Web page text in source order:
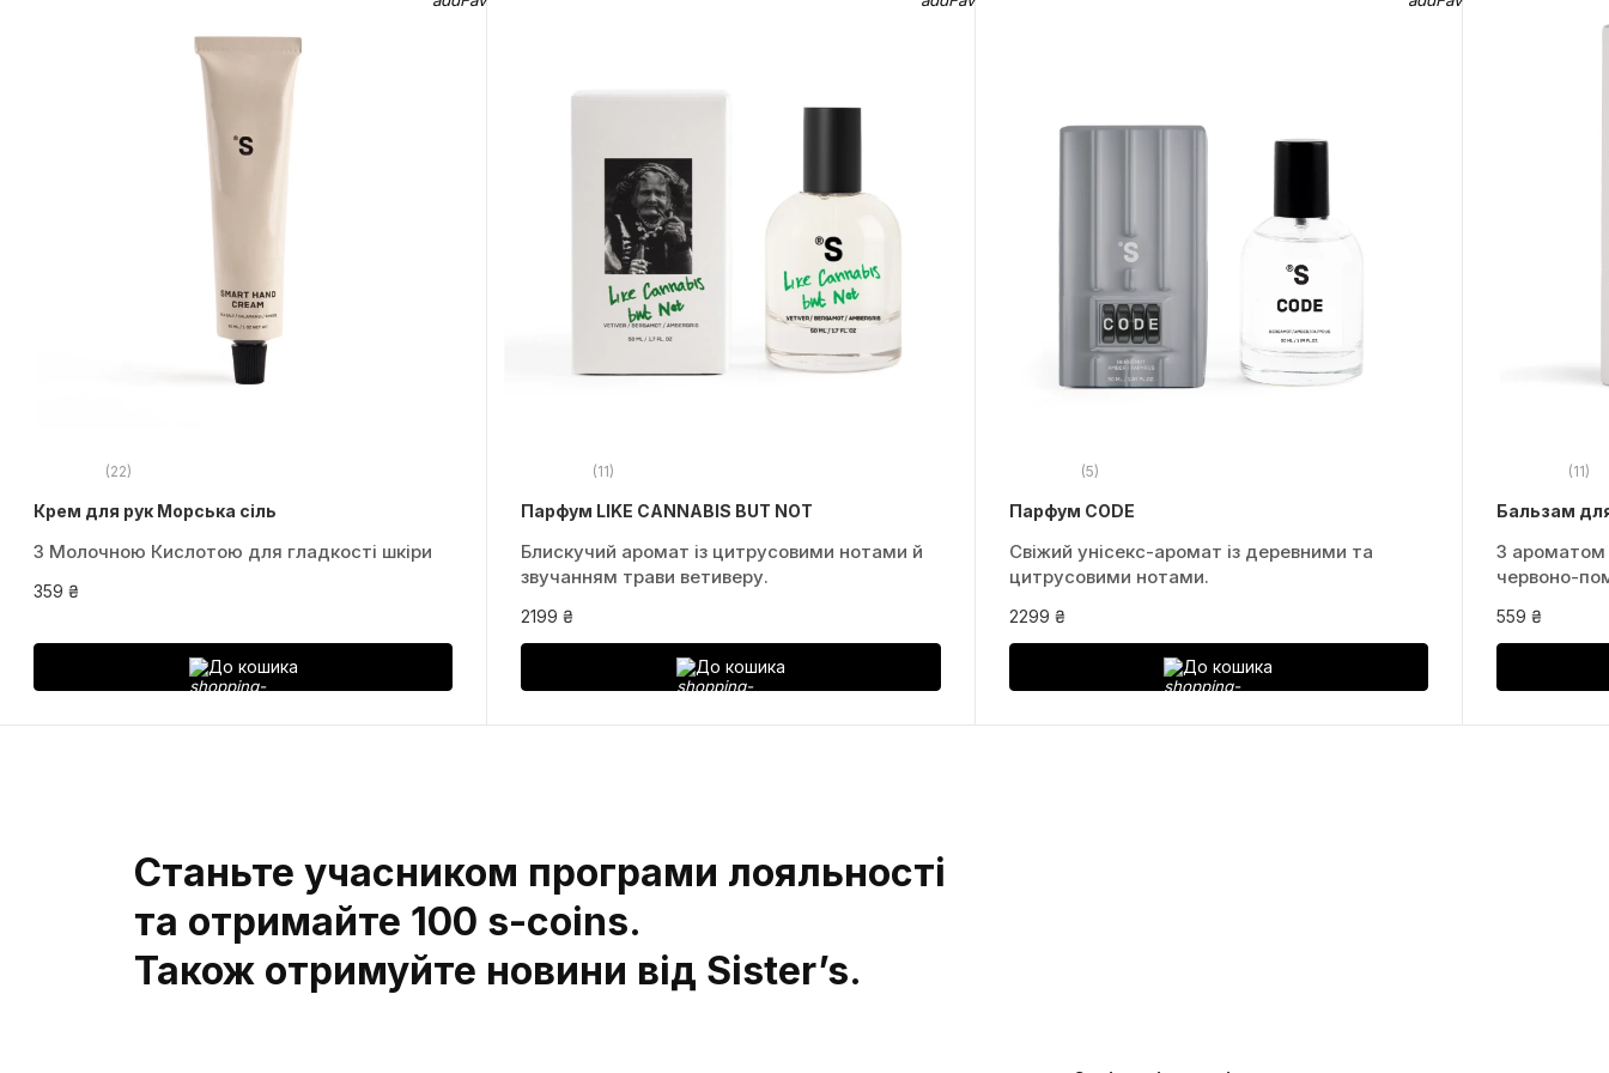
(22)
Крем для рук Морська сіль
З Молочною Кислотою для гладкості шкіри
359 ₴
До кошика
(11)
Парфум LIKE CANNABIS BUT NOT
Блискучий аромат із цитрусовими нотами й
звучанням трави ветиверу.
2199 ₴
До кошика
(5)
Парфум CODE
Свіжий унісекс-аромат із деревними та
цитрусовими нотами.
2299 ₴
До кошика
(11)
Бальзам
З ароматом
червоно-
559 ₴
Станьте учасником програми лояльності
та отримайте 100 s-coins.
Також отримуйте новини від Sister’s.